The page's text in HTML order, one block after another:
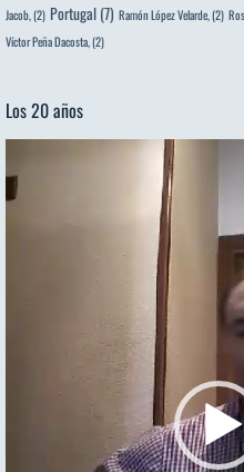
Jacob, (2) Portugal (7) Ramón López Velarde, (2)
Víctor Peña Dacosta, (2)
Los 20 años
de
vídeo